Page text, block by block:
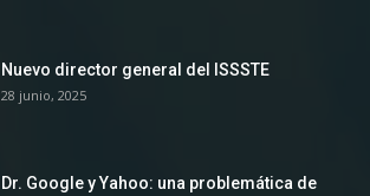
Nuevo director general del ISSSTE
28 junio, 2025
Dr. Google y Yahoo: una problemática de